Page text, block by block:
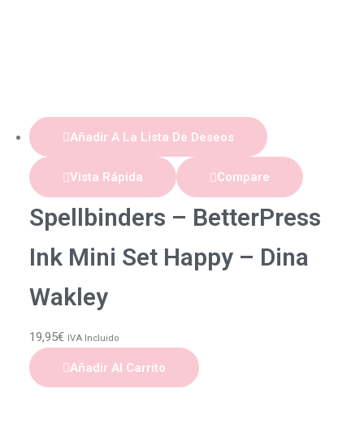
Añadir A La Lista De Deseos
Vista Rápida Compare
Spellbinders – BetterPress
Ink Mini Set Happy – Dina
Wakley
19,95€ IVA Incluido
Añadir Al Carrito